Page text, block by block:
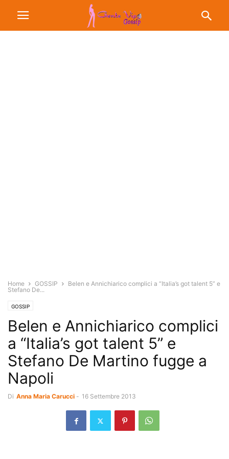
Home GOSSIP
Belen e Annichiarico complici a “Italia’s got talent 5” e
Stefano De...
GOSSIP
Belen e Annichiarico complici
a “Italia’s got talent 5” e
Stefano De Martino fugge a
Napoli
Di Anna Maria Carucci - 16 Settembre 2013